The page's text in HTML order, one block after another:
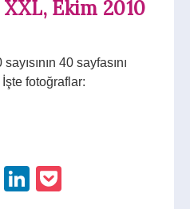
Ekim 2010
40 sayfasını
İşte fotoğraflar:
TumblrLinkedIn